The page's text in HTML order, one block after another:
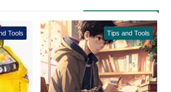
Tips and Tools
Tools